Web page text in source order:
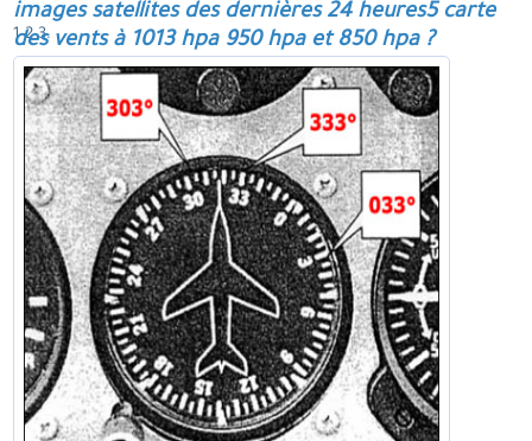
images satellites des dernières 24 heures5 carte
des vents à 1013 hpa 950 hpa et 850 hpa ?
1 2 3.